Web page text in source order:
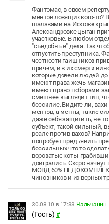
Фантомас, в своем
ментов ловящих кого-то?
шалавами на Искоже
Александровке цыган
участковые. В любом
"съедобные" дела. Так
отпустить преступника.
честности гаишников
причем, и в их смерти
которые довели людей до
имеют права жечь
имеют право поборами
смешнее выглядит тип,
бессилие. Видите ли,
ментов, а менты, такие
даже себя защитить, не
субъект, такой сильный,
реале против вахов?
попробует предъявить
бессильных что-то
вороватые коты,
доигрались. Скоро
МОВД 60%
чиновников и их верных
30.08.10 в 17:33 Нальчанин
(Гость) #